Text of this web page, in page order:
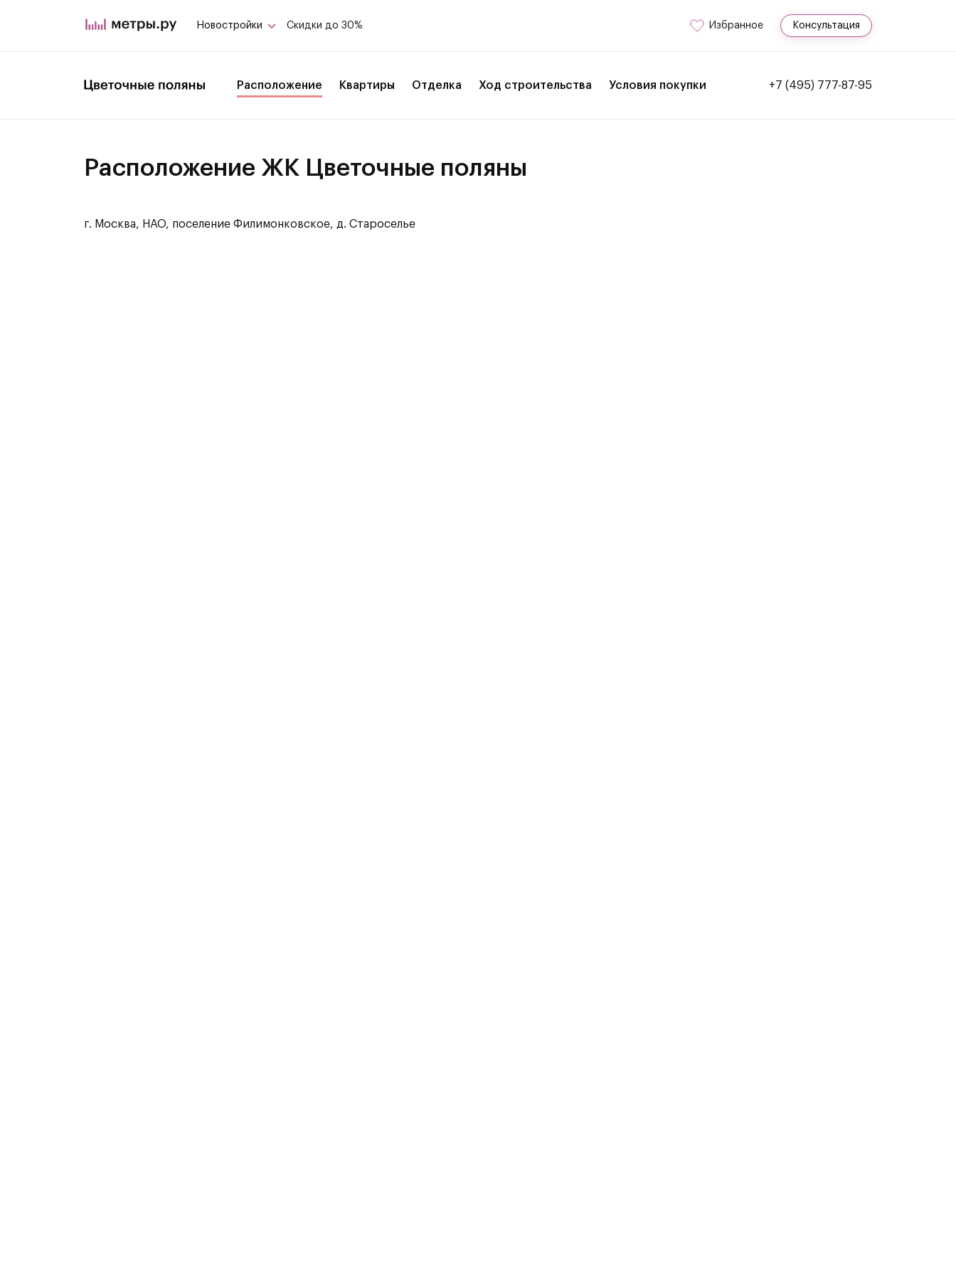
Новостройки Скидки до 30% Избранное Консультация
Расположение Квартиры Отделка Ход строительства Условия покупки +7 (495) 777-87-95
Расположение ЖК Цветочные поляны
г. Москва, НАО, поселение Филимонковское, д. Староселье